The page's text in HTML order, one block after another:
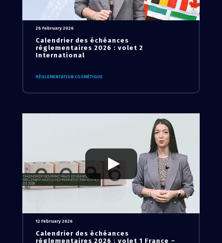
26 February 2026
Calendrier des échéances
règlementaires 2026 : volet 2
International
RÈGLEMENTATION COSMÉTIQUE
12 February 2026
Calendrier des échéances
règlementaires 2026 : volet 1 France –